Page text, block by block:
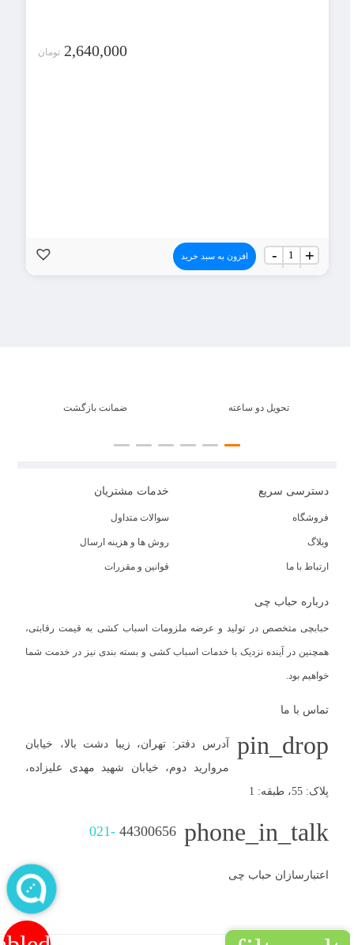
فوم
ضربه
+
- افزون به سبد خرید
2,640,000 تومان
تحویل دو ساعته ضمانت بازگشت
دسترسی سریع
فروشگاه
وبلاگ
ارتباط با ما
خدمات مشتریان
سوالات متداول
روش ها و هزینه ارسال
قوانین و مقررات
درباره حباب چی
حبابچی متخصص در تولید و عرضه ملزومات اسباب کشی به قیمت رقابتی،
همچنین در آینده نزدیک با خدمات اسباب کشی و بسته بندی نیز در خدمت شما
خواهیم بود.
تماس با ما
pin_drop
آدرس دفتر: تهران، زیبا دشت بالا، خیابان
مروارید دوم، خیابان شهید مهدی علیزاده،
پلاک: 55، طبقه: 1
phone_in_talk
021- 44300656
اعتبارسازان حباب چی